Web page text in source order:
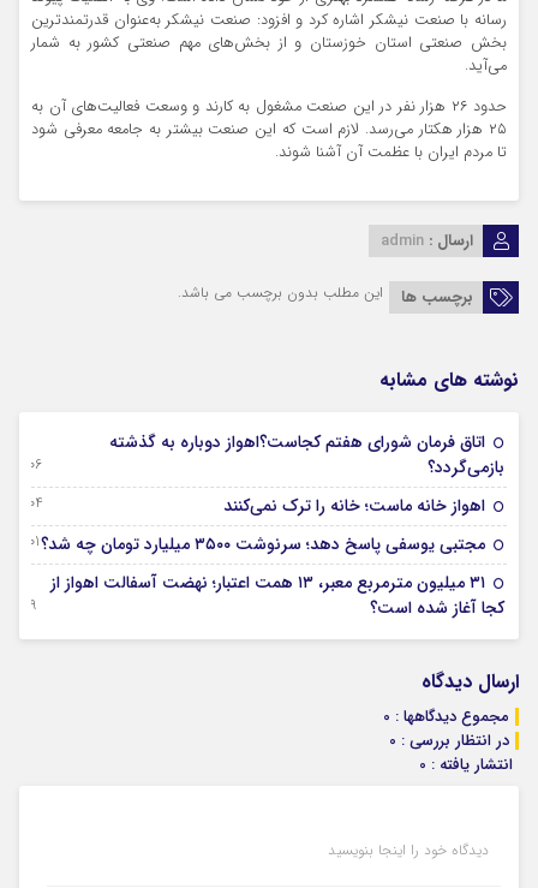
رسانه با صنعت نیشکر اشاره کرد و افزود: صنعت نیشکر به‌عنوان قدرتمندترین
بخش صنعتی استان خوزستان و از بخش‌های مهم صنعتی کشور به شمار
می‌آید.
حدود ۲۶ هزار نفر در این صنعت مشغول به کارند و وسعت فعالیت‌های آن به
۲۵ هزار هکتار می‌رسد. لازم است که این صنعت بیشتر به جامعه معرفی شود
تا مردم ایران با عظمت آن آشنا شوند.
ارسال : admin
برچسب ها این مطلب بدون برچسب می باشد.
نوشته های مشابه
اتاق فرمان شورای هفتم کجاست؟اهواز دوباره به گذشته
بازمی‌گردد؟
06 آگوست 2026
اهواز خانه ماست؛ خانه را ترک نمی‌کنند 04 آگوست 2026
مجتبی یوسفی پاسخ دهد؛ سرنوشت ۳۵۰۰ میلیارد تومان چه شد؟ 01 آگوست 2026
۳۱ میلیون مترمربع معبر، ۱۳ همت اعتبار؛ نهضت آسفالت اهواز از
کجا آغاز شده است؟
29 جولای 2026
ارسال دیدگاه
مجموع دیدگاهها : 0
در انتظار بررسی : 0
انتشار یافته : 0
دیدگاه خود را اینجا بنویسید